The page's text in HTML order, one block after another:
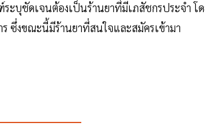
ะบุชัดเจนต้องเป็นร้านยาที่มีเภสัชกรประจำ โ
ซึ่งขณะนี้มีร้านยาที่สนใจและสมัครเข้ามา